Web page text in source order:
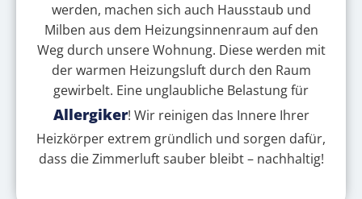
werden, machen sich auch Hausstaub und
Milben aus dem Heizungsinnenraum auf den
Weg durch unsere Wohnung. Diese werden mit
der warmen Heizungsluft durch den Raum
gewirbelt. Eine unglaubliche Belastung für
Allergiker! Wir reinigen das Innere Ihrer
Heizkörper extrem gründlich und sorgen dafür,
dass die Zimmerluft sauber bleibt – nachhaltig!